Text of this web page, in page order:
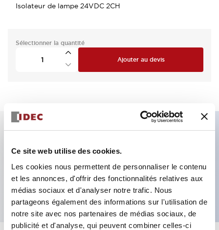
Ce site web utilise des cookies.
Les cookies nous permettent de personnaliser le contenu
et les annonces, d'offrir des fonctionnalités relatives aux
médias sociaux et d'analyser notre trafic. Nous
partageons également des informations sur l'utilisation de
notre site avec nos partenaires de médias sociaux, de
publicité et d'analyse, qui peuvent combiner celles-ci
Isolateur de lampe 24VDC 2CH
Sélectionner la quantité
Ajouter au devis
Caractéristiques clés
Alimentation 24VCC, bornier à vis, câblage
séparé/commun, sortie source, 2 canaux